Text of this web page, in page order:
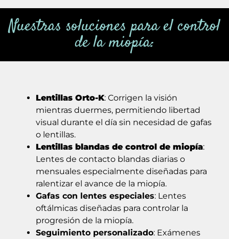
Nuestras soluciones para el control
de la miopía:
Lentillas Orto-K: Corrigen la visión
mientras duermes, permitiendo libertad
visual durante el día sin necesidad de gafas
o lentillas.
Lentillas blandas de control de miopía:
Lentes de contacto blandas diarias o
mensuales especialmente diseñadas para
ralentizar el avance de la miopía.
Gafas con lentes especiales: Lentes
oftálmicas diseñadas para controlar la
progresión de la miopía.
Seguimiento personalizado: Exámenes